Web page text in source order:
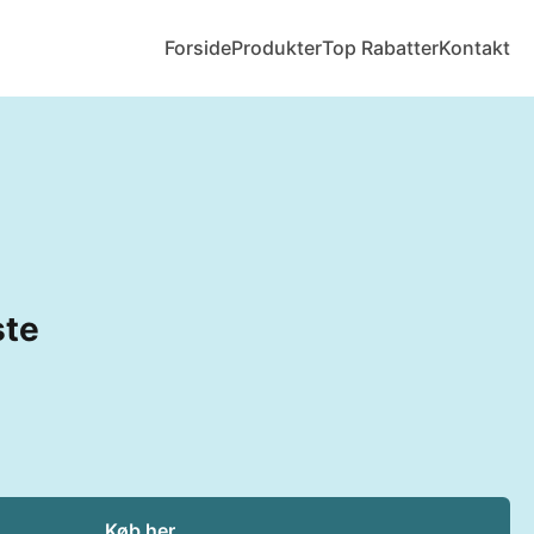
ForsideProdukterTop RabatterKontakt